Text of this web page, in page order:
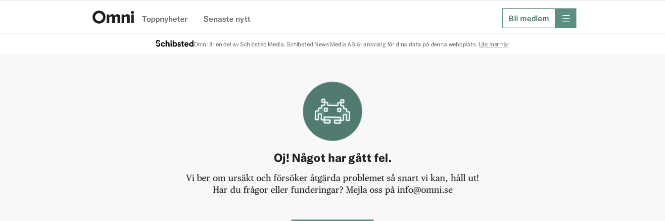
Toppnyheter Senaste nytt Bli medlem meny
Omni är en del av Schibsted Media. Schibsted News Media AB är ansvarig för dina data på denna webbplats. Läs mer här
Oj! Något har gått fel.
Vi ber om ursäkt och försöker åtgärda problemet så snart vi kan, håll ut!
Har du frågor eller funderingar? Mejla oss på info@omni.se